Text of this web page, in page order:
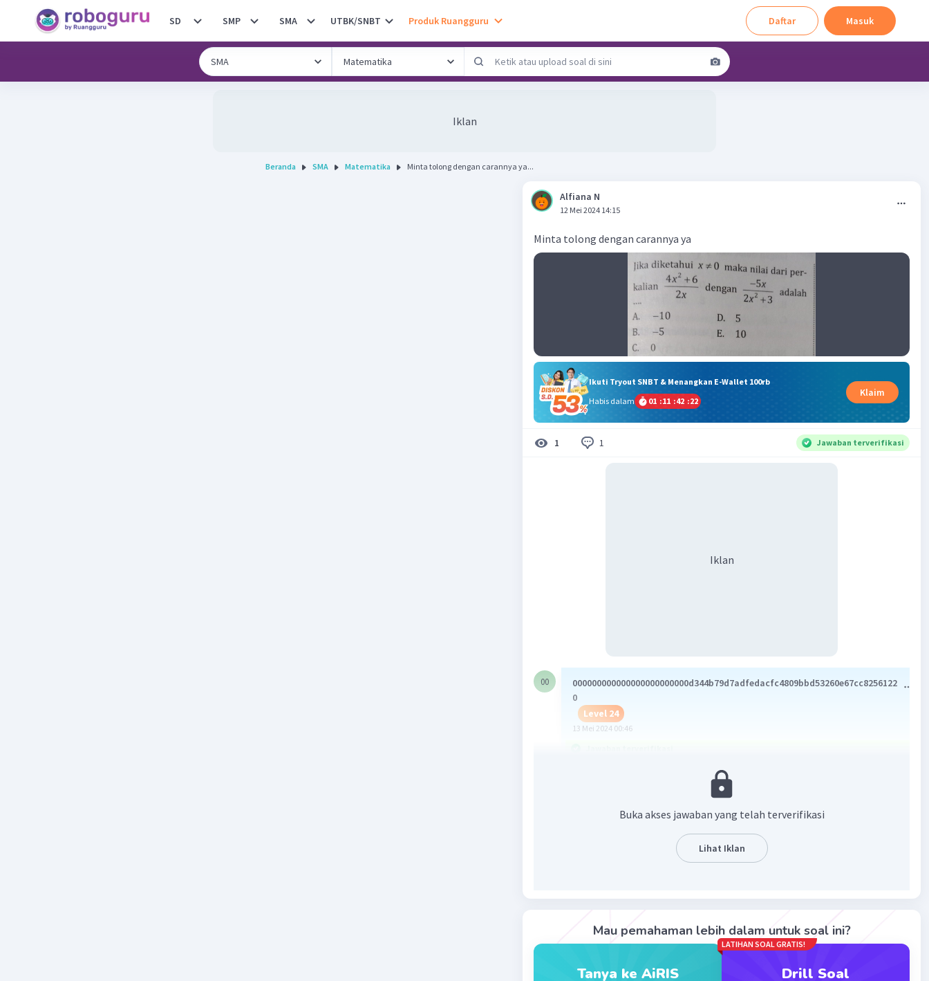
SD SMP SMA UTBK/SNBT Produk Ruangguru Daftar Masuk
Iklan
Beranda SMA Matematika Minta tolong dengan carannya ya...
Alfiana N
12 Mei 2024 14:15
Minta tolong dengan carannya ya
Ikuti Tryout SNBT & Menangkan E-Wallet 100rb
Habis dalam
01 :11 :42 :21
Klaim
1 1 Jawaban terverifikasi
Iklan
00
000000000000000000000000d344b79d7adfedacfc4809bbd53260e67cc8256122
0
Level 24
13 Mei 2024 00:46
= 2(2x² + 3)/(2) × (-5)/(2x² + 3)
13 Mei 2024 12:52
Terimakasih ya✨
Buka akses jawaban yang telah terverifikasi
Lihat Iklan
Mau pemahaman lebih dalam untuk soal ini?
Tanya ke AiRIS
LATIHAN SOAL GRATIS!
Drill Soal